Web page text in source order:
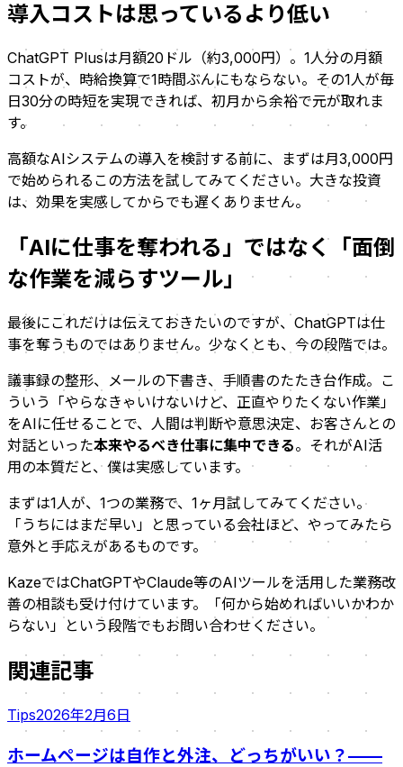
導入コストは思っているより低い
ChatGPT Plusは月額20ドル（約3,000円）。1人分の月額
コストが、時給換算で1時間ぶんにもならない。その1人が毎
日30分の時短を実現できれば、初月から余裕で元が取れま
す。
高額なAIシステムの導入を検討する前に、まずは月3,000円
で始められるこの方法を試してみてください。大きな投資
は、効果を実感してからでも遅くありません。
「AIに仕事を奪われる」ではなく「面倒
な作業を減らすツール」
最後にこれだけは伝えておきたいのですが、ChatGPTは仕
事を奪うものではありません。少なくとも、今の段階では。
議事録の整形、メールの下書き、手順書のたたき台作成。こ
ういう「やらなきゃいけないけど、正直やりたくない作業」
をAIに任せることで、人間は判断や意思決定、お客さんとの
対話といった本来やるべき仕事に集中できる。それがAI活
用の本質だと、僕は実感しています。
まずは1人が、1つの業務で、1ヶ月試してみてください。
「うちにはまだ早い」と思っている会社ほど、やってみたら
意外と手応えがあるものです。
KazeではChatGPTやClaude等のAIツールを活用した業務改
善の相談も受け付けています。「何から始めればいいかわか
らない」という段階でもお問い合わせください。
関連記事
Tips2026年2月6日
ホームページは自作と外注、どっちがいい？——